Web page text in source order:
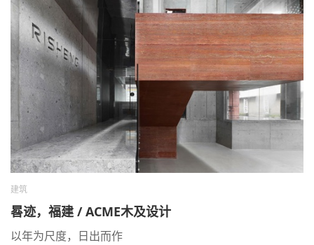
建筑
晷迹，福建 / ACME木及设计
以年为尺度，日出而作